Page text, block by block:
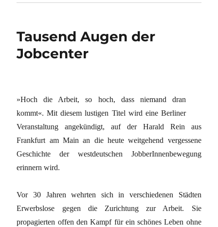
Tausend Augen der
Jobcenter
»Hoch die Arbeit, so hoch, dass niemand dran
kommt«. Mit diesem lustigen Titel wird eine Berliner
Veranstaltung angekündigt, auf der Harald Rein aus
Frankfurt am Main an die heute weitgehend vergessene
Geschichte der westdeutschen JobberInnenbewegung
erinnern wird.
Vor 30 Jahren wehrten sich in verschiedenen Städten
Erwerbslose gegen die Zurichtung zur Arbeit. Sie
propagierten offen den Kampf für ein schönes Leben ohne